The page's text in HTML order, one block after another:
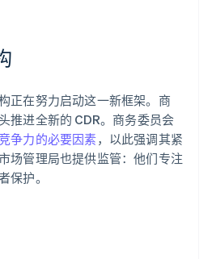
正在努力启动这一新框架。商
推进全新的 CDR。商务委员会
争力的必要因素，以此强调其紧
场管理局也提供监管：他们专注
保护。